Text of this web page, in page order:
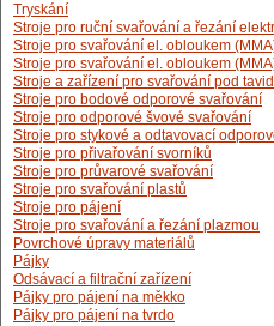
Tryskání
Stroje pro ruční svařování a řezání
Stroje pro svařování el. obloukem
Stroje pro svařování el. obloukem
Stroje a zařízení pro svařování pod
Stroje pro bodové odporové svařování
Stroje pro odporové švové svařování
Stroje pro stykové a odtavovací
Stroje pro přivařování svorníků
Stroje pro průvarové svařování
Stroje pro svařování plastů
Stroje pro pájení
Stroje pro svařování a řezání plazmou
Povrchové úpravy materiálů
Pájky
Odsávací a filtrační zařízení
Pájky pro pájení na měkko
Pájky pro pájení na tvrdo